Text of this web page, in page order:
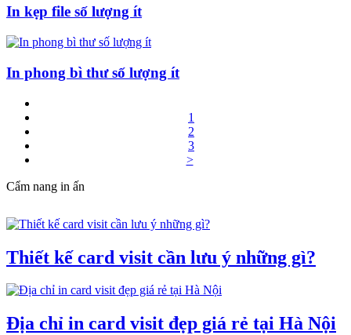
In kẹp file số lượng ít
In phong bì thư số lượng ít
1
2
3
>
Cẩm nang in ấn
Thiết kế card visit cần lưu ý những gì?
Địa chỉ in card visit đẹp giá rẻ tại Hà Nội